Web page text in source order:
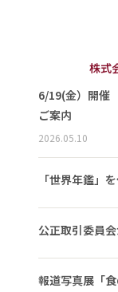
株式
6/19(金）開催
ご案内
2026.05.10
「世界年鑑」
公正取引委員
報道写真展「